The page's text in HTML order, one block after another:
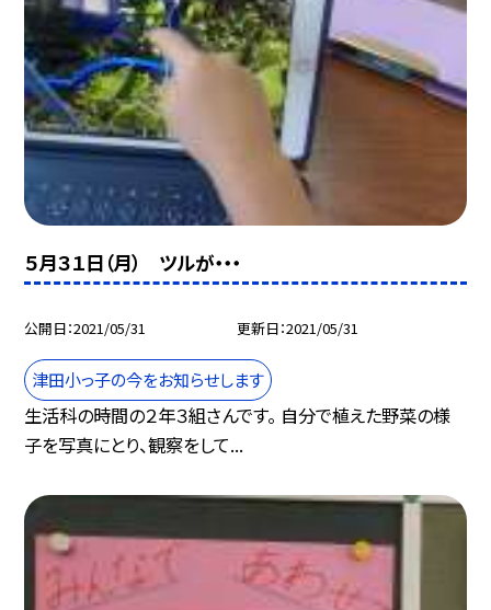
５月３１日（月） ツルが・・・
公開日 2021/05/31 更新日 2021/05/31
津田小っ子の今をお知らせします
生活科の時間の２年３組さんです。 自分で植えた野菜の様
子を写真にとり、観察をして...